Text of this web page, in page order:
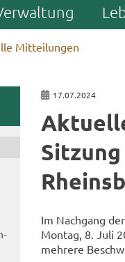
Mitteilungen
17.07.2024
Im Nach­gang
Mon­tag, 8. Juli
meh­re­re